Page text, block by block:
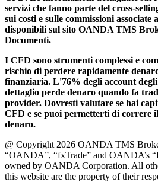
servizi che fanno parte del cross-
sui costi e sulle commissioni associate
disponibili sul sito OANDA TMS
Documenti.
I CFD sono strumenti complessi e
rischio di perdere rapidamente
finanziaria. L'76% degli account
dettaglio perde denaro quando fa
provider. Dovresti valutare se hai
CFD e se puoi permetterti di correre
denaro.
@ Copyright 2026 OANDA TMS
“OANDA”, “fxTrade” and OANDA’s
owned by OANDA Corporation. All
this website are the property of their